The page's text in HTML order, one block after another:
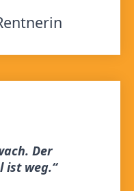
Der
ist weg.“